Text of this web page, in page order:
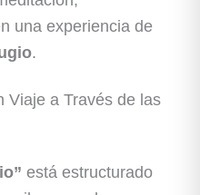
una experiencia de
.
Viaje a Través de las
está estructurado